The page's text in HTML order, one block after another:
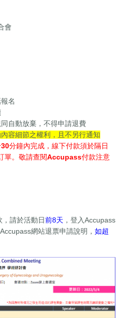
會
名
自動放棄，不得申請退費
容細節之權利，且不另行通知
分鐘內完成，線下付款須於隔日
單。敬請查閱Accupass付款注意
請於活動日前8天 ，登入Accupass
網站退票申請說明， 如超